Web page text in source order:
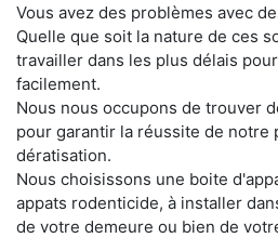
Vous avez des problèmes avec
Quelle que soit la nature de ces
travailler dans les plus délais
facilement.
Nous nous occupons de trouver
pour garantir la réussite de notre
dératisation.
Nous choisissons une boite
appats rodenticide, à installer
de votre demeure ou bien de